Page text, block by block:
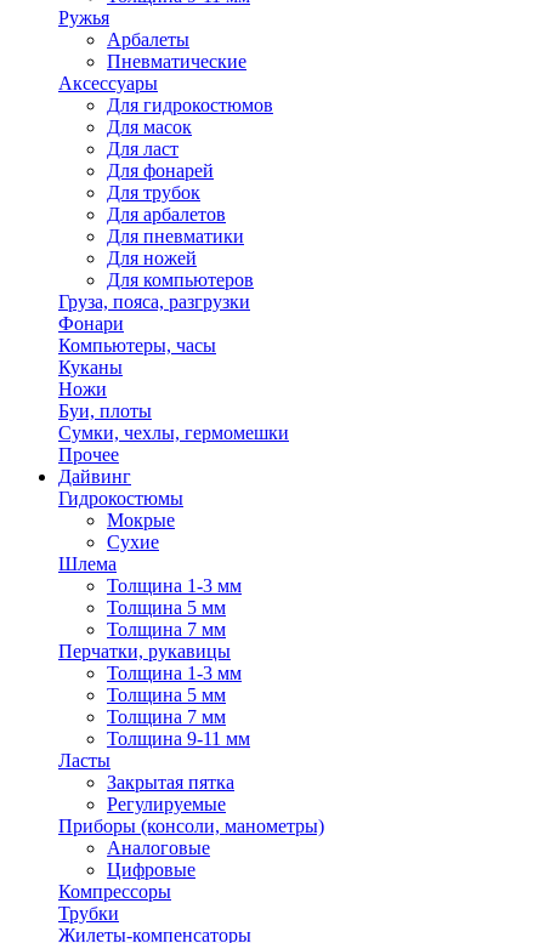
Ружья
Арбалеты
Пневматические
Аксессуары
Для гидрокостюмов
Для масок
Для ласт
Для фонарей
Для трубок
Для арбалетов
Для пневматики
Для ножей
Для компьютеров
Груза, пояса, разгрузки
Фонари
Компьютеры, часы
Куканы
Ножи
Буи, плоты
Сумки, чехлы, гермомешки
Прочее
Дайвинг
Гидрокостюмы
Мокрые
Сухие
Шлема
Толщина 1-3 мм
Толщина 5 мм
Толщина 7 мм
Перчатки, рукавицы
Толщина 1-3 мм
Толщина 5 мм
Толщина 7 мм
Толщина 9-11 мм
Ласты
Закрытая пятка
Регулируемые
Приборы (консоли, манометры)
Аналоговые
Цифровые
Компрессоры
Трубки
Жилеты-компенсаторы